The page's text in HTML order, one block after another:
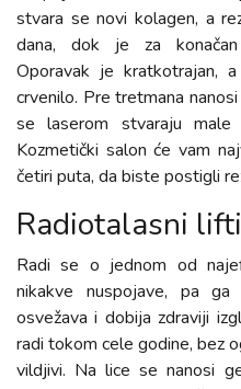
stvara se novi kolagen, a
dana, dok je za
Oporavak je kratkotrajan,
crvenilo. Pre tretmana
se laserom stvaraju male
Kozmetički salon će vam
četiri puta, da biste postigli
Radiotalasni
Radi se o jednom od
nikakve nuspojave, pa
osvežava i dobija zdraviji
radi tokom cele godine, bez
vildjivi. Na lice se nanosi